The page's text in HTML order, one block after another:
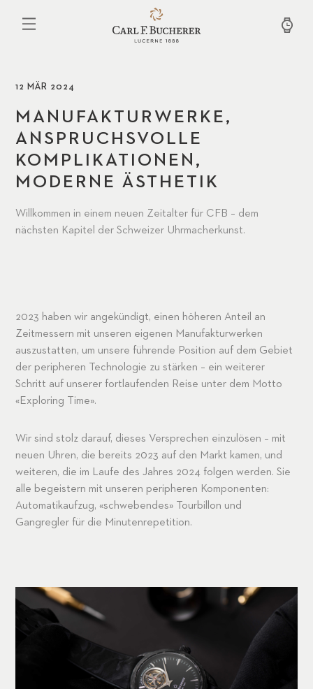
12 MÄR 2024
MANUFAKTURWERKE,
ANSPRUCHSVOLLE
KOMPLIKATIONEN,
MODERNE ÄSTHETIK
Willkommen in einem neuen Zeitalter für CFB – dem
nächsten Kapitel der Schweizer Uhrmacherkunst.
2023 haben wir angekündigt, einen höheren Anteil an
Zeitmessern mit unseren eigenen Manufakturwerken
auszustatten, um unsere führende Position auf dem Gebiet
der peripheren Technologie zu stärken – ein weiterer
Schritt auf unserer fortlaufenden Reise unter dem Motto
«Exploring Time».
Wir sind stolz darauf, dieses Versprechen einzulösen – mit
neuen Uhren, die bereits 2023 auf den Markt kamen, und
weiteren, die im Laufe des Jahres 2024 folgen werden. Sie
alle begeistern mit unseren peripheren Komponenten:
Automatikaufzug, «schwebendes» Tourbillon und
Gangregler für die Minutenrepetition.